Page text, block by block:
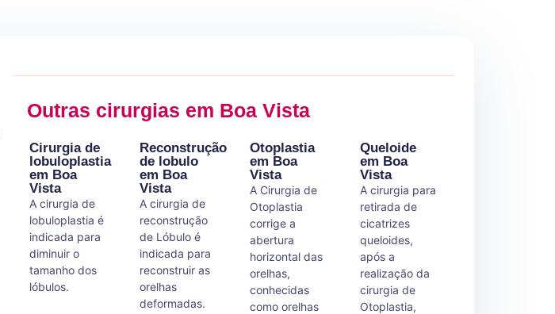
Outras cirurgias em Boa Vista
Cirurgia de
lobuloplastia
em Boa
Vista
A cirurgia de
lobuloplastia é
indicada para
diminuir o
tamanho dos
lóbulos.
Reconstrução
de lobulo
em Boa
Vista
A cirurgia de
reconstrução
de Lóbulo é
indicada para
reconstruir as
orelhas
deformadas.
Otoplastia
em Boa
Vista
A Cirurgia de
Otoplastia
corrige a
abertura
horizontal das
orelhas,
conhecidas
como orelhas
Queloide
em Boa
Vista
A cirurgia para
retirada de
cicatrizes
queloides,
após a
realização da
cirurgia de
Otoplastia,